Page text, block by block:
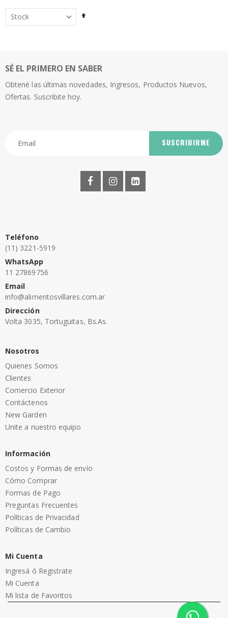
Establecer
SÉ EL PRIMERO EN SABER
Obtené las últimas novedades, Ingresos, Productos Nuevos,
Ofertas. Suscribite hoy.
SUSCRIBIRME
Teléfono
(11) 3221-5919
WhatsApp
11 27869756
Email
info@alimentosvillares.com.ar
Dirección
Volta 3035, Tortuguitas, Bs.As.
Nosotros
Quienes Somos
Clientes
Comercio Exterior
Contáctenos
New Garden
Unite a nuestro equipo
Información
Costos y Formas de envío
Cómo Comprar
Formas de Pago
Preguntas Frecuentes
Políticas de Privacidad
Políticas de Cambio
Mi Cuenta
Ingresá ó Registrate
Mi Cuenta
Mi lista de Favoritos